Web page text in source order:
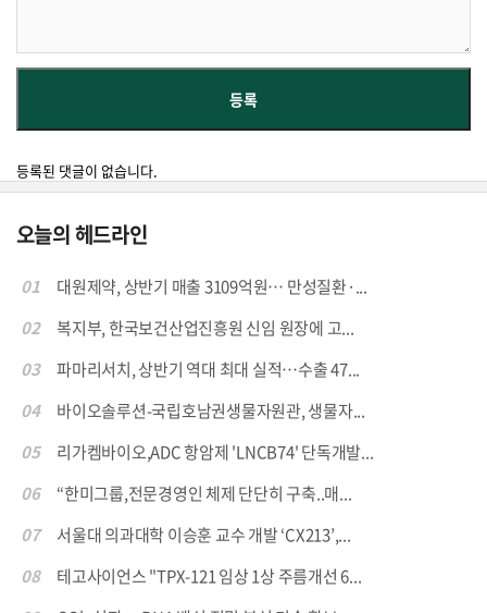
등록된 댓글이 없습니다.
오늘의 헤드라인
01
대원제약, 상반기 매출 3109억원… 만성질환·...
02
복지부, 한국보건산업진흥원 신임 원장에 고...
03
파마리서치, 상반기 역대 최대 실적…수출 47...
04
바이오솔루션-국립호남권생물자원관, 생물자...
05
리가켐바이오,ADC 항암제 'LNCB74' 단독개발...
06
“한미그룹,전문경영인 체제 단단히 구축..매...
07
서울대 의과대학 이승훈 교수 개발 ‘CX213’,...
08
테고사이언스 "TPX-121 임상 1상 주름개선 6...